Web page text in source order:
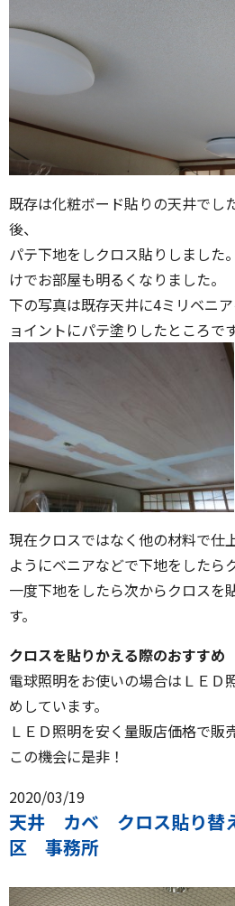
既存は化粧ボード貼りの天井でし
後、
パテ下地をしクロス貼りしました
けでお部屋も明るくなりました。
下の写真は既存天井に4ミリベニ
ョイントにパテ塗りしたところです
現在クロスではなく他の材料で仕
ようにベニアなどで下地をしたら
一度下地をしたら次からクロスを
す。
クロスを貼りかえる際のおすすめ
電球照明をお使いの場合はＬＥＤ
めしています。
ＬＥＤ照明を安く量販店価格で販
この機会に是非！
2020/03/19
天井 カベ クロス貼り替
区 事務所